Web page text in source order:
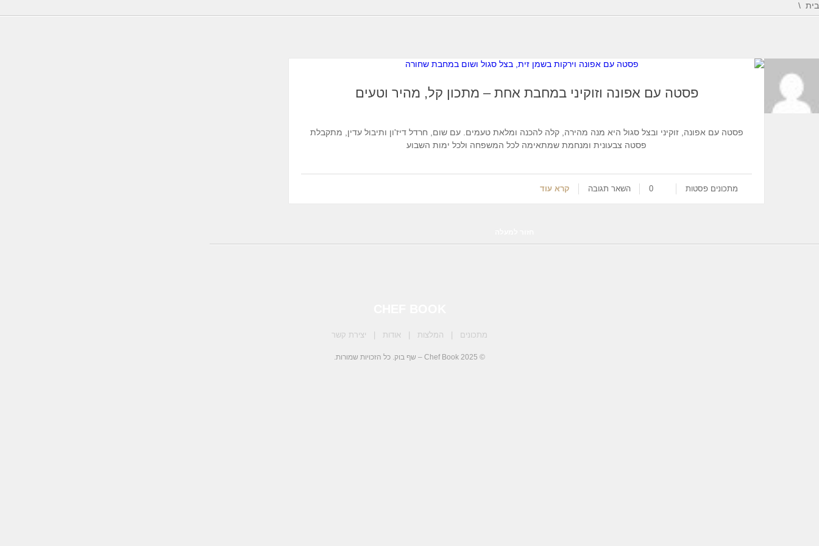
בית
פסטה עם אפונה וזוקיני במחבת אחת – מתכון קל, מהיר וטעים
פסטה עם אפונה, זוקיני ובצל סגול היא מנה מהירה, קלה להכנה ומלאת טעמים. עם שום, חרדל דיז'ון ותיבול עדין, מתקבלת
פסטה צבעונית ומנחמת שמתאימה לכל המשפחה ולכל ימות השבוע
מתכונים פסטות 0 השאר תגובה קרא עוד
מתכונים המלצות אודות יצירת קשר
© 2025 Chef Book – שף בוק. כל הזכויות שמורות.